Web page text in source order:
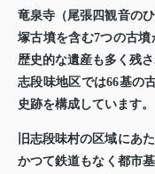
竜泉寺（尾張四観音の
塚古墳を含む7つの古墳
歴史的な遺産も多く残さ
志段味地区では66基の
史跡を構成しています。
旧志段味村の区域にあ
かつて鉄道もなく都市